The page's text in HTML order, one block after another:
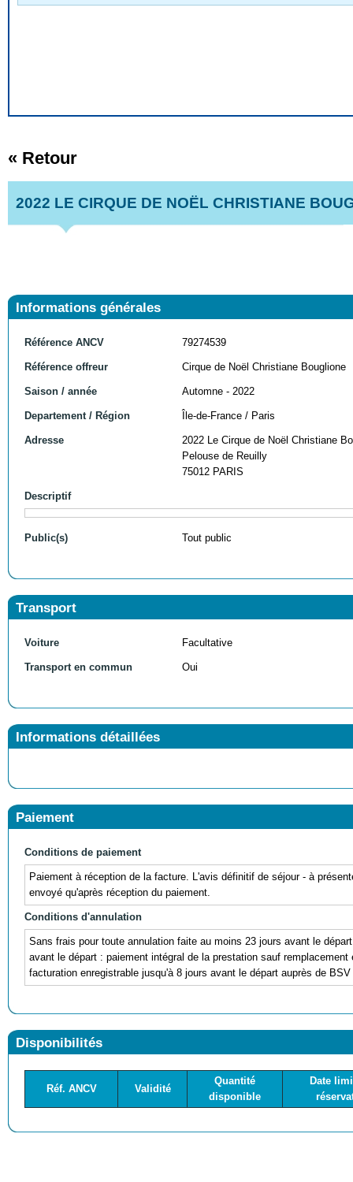
« Retour
2022 LE CIRQUE DE NOËL CHRISTIANE
Informations générales
Référence ANCV 79274539
Référence offreur Cirque de Noël Christiane Bouglione
Saison / année Automne - 2022
Departement / Région Île-de-France / Paris
Adresse
2022 Le Cirque de Noël Christiane
Pelouse de Reuilly
75012 PARIS
Descriptif
Public(s) Tout public
Transport
Voiture Facultative
Transport en commun Oui
Informations détaillées
Paiement
Conditions de paiement
Paiement à réception de la facture. L'avis définitif de séjour - à
envoyé qu'après réception du paiement.
Conditions d'annulation
Sans frais pour toute annulation faite au moins 23 jours avant le
avant le départ : paiement intégral de la prestation sauf
facturation enregistrable jusqu'à 8 jours avant le départ auprès de BSV
Disponibilités
Réf. ANCV Validité
Quantité
disponible
Date